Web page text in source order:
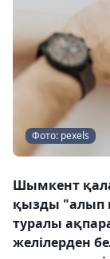
Фото: pexels
Шымкент
қызды "алып
туралы
желілерден